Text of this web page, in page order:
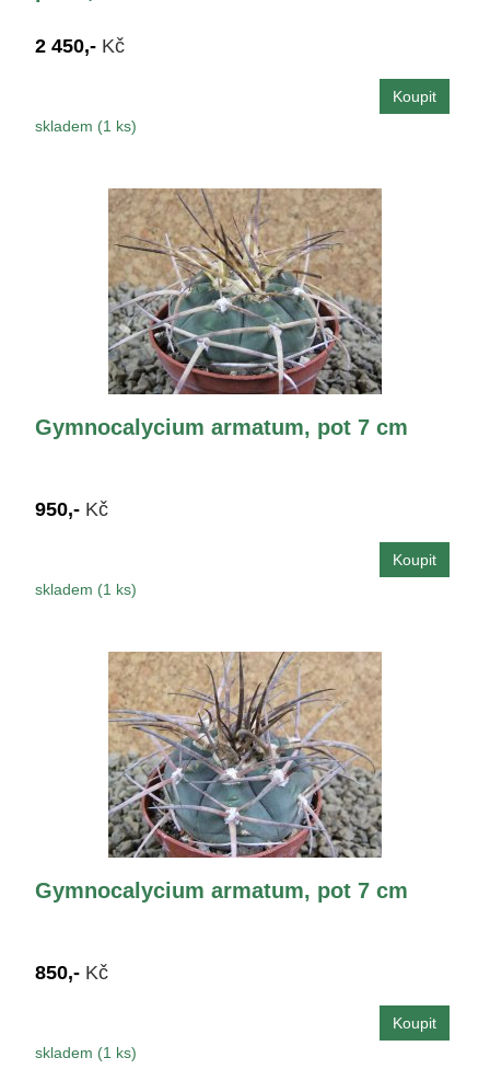
2 450,- Kč
skladem (1 ks)
Gymnocalycium armatum, pot 7 cm
950,- Kč
skladem (1 ks)
Gymnocalycium armatum, pot 7 cm
850,- Kč
skladem (1 ks)